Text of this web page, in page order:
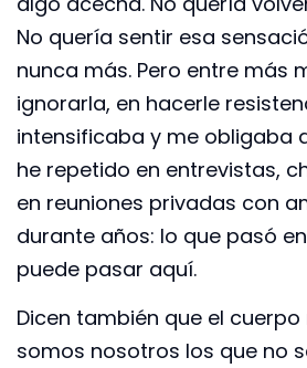
No quería sentir esa
nunca más. Pero entre más
ignorarla, en hacerle
intensificaba y me obligaba
he repetido en entrevistas,
en reuniones privadas con
durante años: lo que pasó
puede pasar aquí.
Dicen también que el
somos nosotros los que no